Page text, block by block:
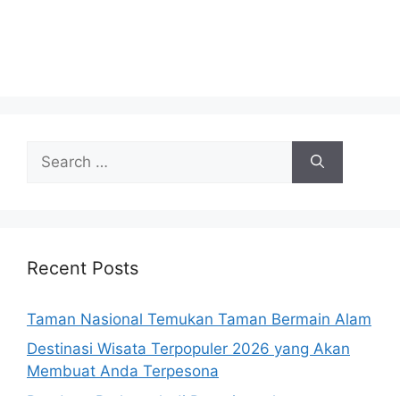
for:
Recent Posts
Taman Nasional Temukan Taman Bermain Alam
Destinasi Wisata Terpopuler 2026 yang Akan
Membuat Anda Terpesona